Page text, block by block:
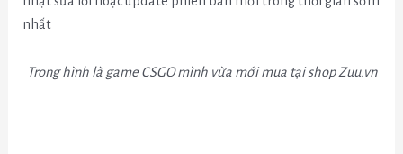
nhất
Trong hình là game CSGO mình vừa mới mua tại shop Zuu.vn